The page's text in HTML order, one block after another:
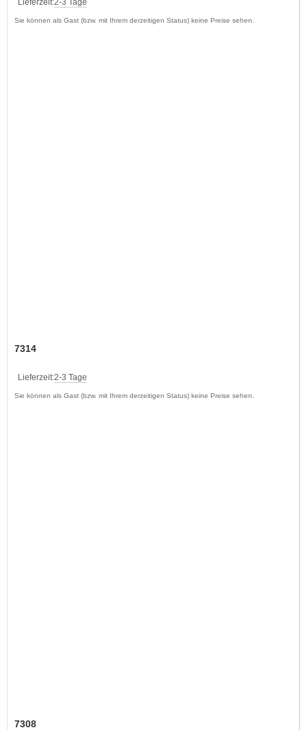
Lieferzeit:2-3 Tage
Sie können als Gast (bzw. mit Ihrem derzeitigen Status) keine Preise sehen.
7314
Lieferzeit:2-3 Tage
Sie können als Gast (bzw. mit Ihrem derzeitigen Status) keine Preise sehen.
7308